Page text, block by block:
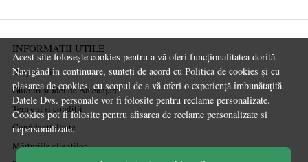
Acest site folosește cookies pentru a vă oferi funcționalitatea dorită.
Navigând în continuare, sunteți de acord cu Politica de cookies și cu
plasarea de cookies, cu scopul de a vă oferi o experiență îmbunătațită.
Datele Dvs. personale vor fi folosite pentru reclame personalizate.
Cookies pot fi folosite pentru afisarea de reclame personalizate si
nepersonalizate.
INFORMATII UTILE
Despre noi
Ghiduri și Idei de Amenajare
Termeni și condiții
Confidențialitate
Mărturiile clienților